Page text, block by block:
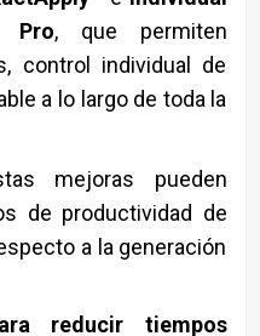
Pro, que permiten
control individual de
a lo largo de toda la
mejoras pueden
de productividad de
a la generación
reducir tiempos